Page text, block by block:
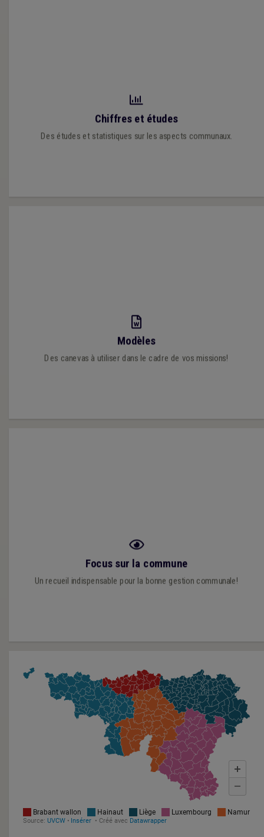
Chiffres et études
Des études et statistiques sur les aspects communaux.
certaines données!
Modèles
Des canevas à utiliser dans le cadre de vos missions!
Découvrez nos modèles qui vous économiseront un temps
précieux!
Focus sur la commune
Un recueil indispensable pour la bonne gestion communale!
plus proche du citoyen.